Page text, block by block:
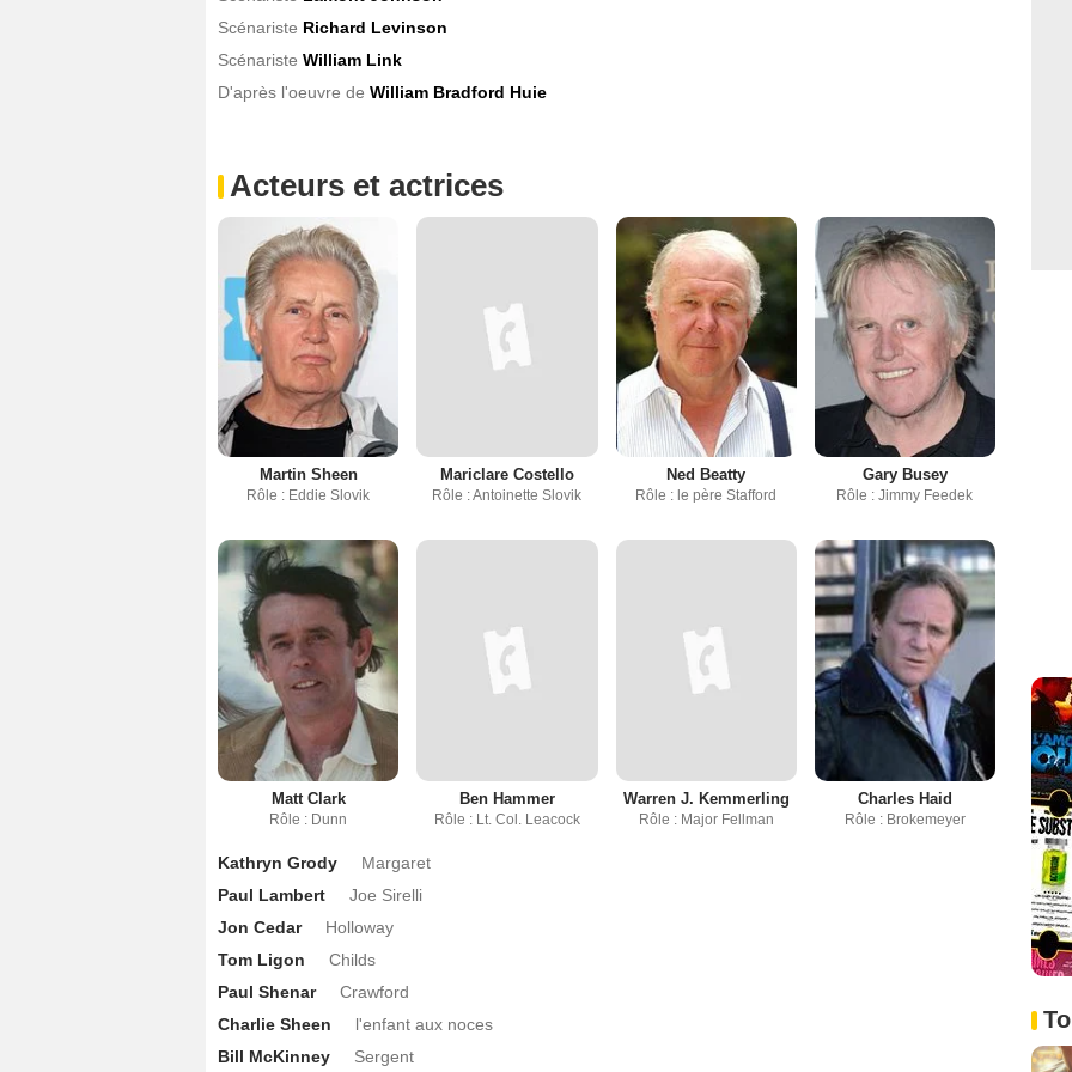
Scénariste Richard Levinson
Scénariste William Link
D'après l'oeuvre de William Bradford Huie
Acteurs et actrices
Martin Sheen
Rôle : Eddie Slovik
Mariclare Costello
Rôle : Antoinette Slovik
Ned Beatty
Rôle : le père Stafford
Gary Busey
Rôle : Jimmy Feedek
Matt Clark
Rôle : Dunn
Ben Hammer
Rôle : Lt. Col. Leacock
Warren J. Kemmerling
Rôle : Major Fellman
Charles Haid
Rôle : Brokemeyer
Kathryn Grody
Margaret
Paul Lambert
Joe Sirelli
Jon Cedar
Holloway
Tom Ligon
Childs
Paul Shenar
Crawford
Charlie Sheen
l'enfant aux noces
Bill McKinney
Sergent